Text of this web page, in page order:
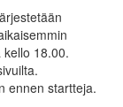
18.00.
ennen startteja.